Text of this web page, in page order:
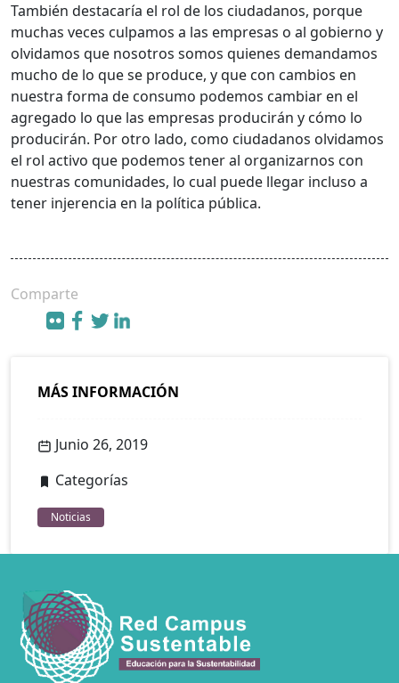
También destacaría el rol de los ciudadanos, porque
muchas veces culpamos a las empresas o al gobierno y
olvidamos que nosotros somos quienes demandamos
mucho de lo que se produce, y que con cambios en
nuestra forma de consumo podemos cambiar en el
agregado lo que las empresas producirán y cómo lo
producirán. Por otro lado, como ciudadanos olvidamos
el rol activo que podemos tener al organizarnos con
nuestras comunidades, lo cual puede llegar incluso a
tener injerencia en la política pública.
Comparte
MÁS INFORMACIÓN
Junio 26, 2019
Categorías
Noticias